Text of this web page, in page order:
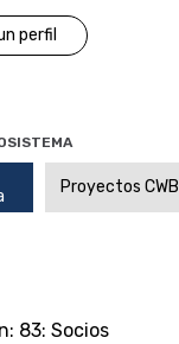
perfil
Proyectos CWB
83: Socios